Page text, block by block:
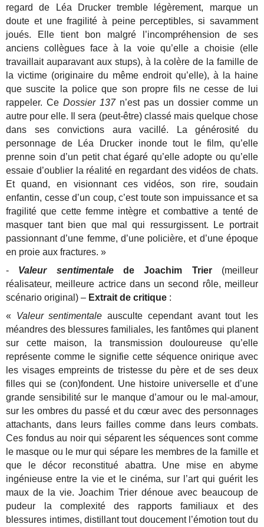
regard de Léa Drucker tremble légèrement, marque un
doute et une fragilité à peine perceptibles, si savamment
joués. Elle tient bon malgré l’incompréhension de ses
anciens collègues face à la voie qu’elle a choisie (elle
travaillait auparavant aux stups), à la colère de la famille de
la victime (originaire du même endroit qu’elle), à la haine
que suscite la police que son propre fils ne cesse de lui
rappeler. CeDossier 137n’est pas un dossier comme un
autre pour elle. Il sera (peut-être) classé mais quelque chose
dans ses convictions aura vacillé. La générosité du
personnage de Léa Drucker inonde tout le film, qu’elle
prenne soin d’un petit chat égaré qu’elle adopte ou qu’elle
essaie d’oublier la réalité en regardant des vidéos de chats.
Et quand, en visionnant ces vidéos, son rire, soudain
enfantin, cesse d’un coup, c’est toute son impuissance et sa
fragilité que cette femme intègre et combattive a tenté de
masquer tant bien que mal qui ressurgissent. Le portrait
passionnant d’une femme, d’une policière, et d’une époque
en proie aux fractures. »
- Valeur sentimentalede Joachim Trier(meilleur
réalisateur, meilleure actrice dans un second rôle, meilleur
scénario original) – Extrait de critique :
« Valeur sentimentale ausculte cependant avant tout les
méandres des blessures familiales, les fantômes qui planent
sur cette maison, la transmission douloureuse qu’elle
représente comme le signifie cette séquence onirique avec
les visages empreints de tristesse du père et de ses deux
filles qui se (con)fondent. Une histoire universelle et d’une
grande sensibilité sur le manque d’amour ou le mal-amour,
sur les ombres du passé et du cœur avec des personnages
attachants, dans leurs failles comme dans leurs combats.
Ces fondus au noir qui séparent les séquences sont comme
le masque ou le mur qui sépare les membres de la famille et
que le décor reconstitué abattra. Une mise en abyme
ingénieuse entre la vie et le cinéma, sur l’art qui guérit les
maux de la vie. Joachim Trier dénoue avec beaucoup de
pudeur la complexité des rapports familiaux et des
blessures intimes, distillant tout doucement l’émotion tout du